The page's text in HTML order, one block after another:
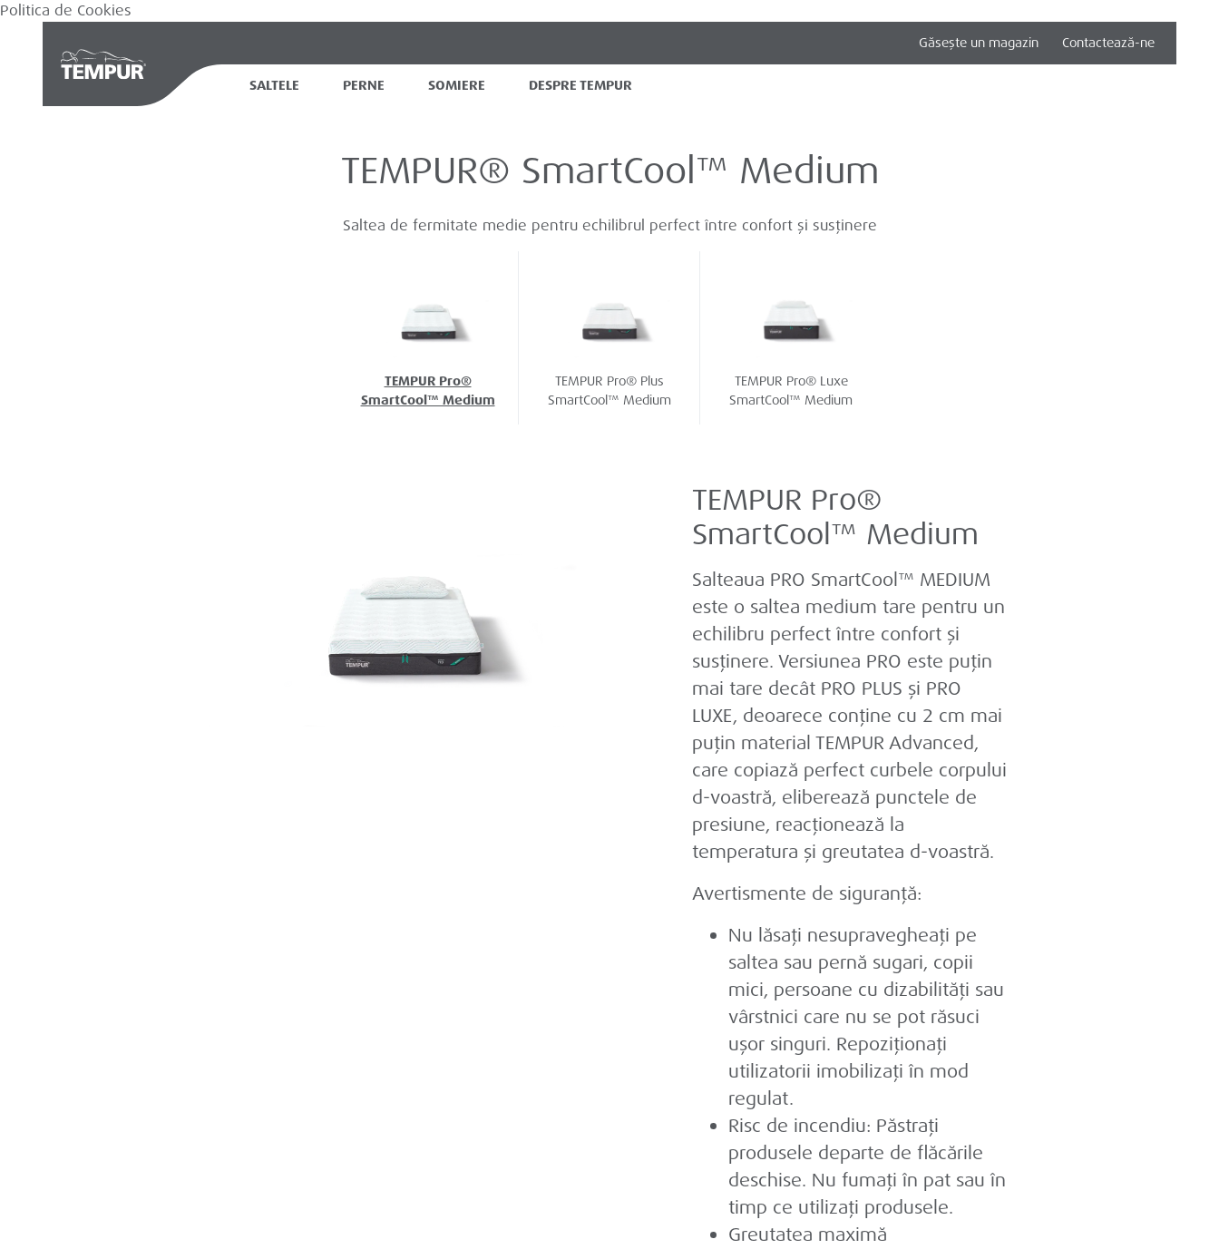
Politica de Cookies
Găsește un magazin Contactează-ne
SALTELE PERNE SOMIERE DESPRE TEMPUR
TEMPUR® SmartCool™ Medium
Saltea de fermitate medie pentru echilibrul perfect între confort și susținere
TEMPUR Pro®
SmartCool™ Medium
TEMPUR Pro® Plus
SmartCool™ Medium
TEMPUR Pro® Luxe
SmartCool™ Medium
TEMPUR Pro®
SmartCool™ Medium
Salteaua PRO SmartCool™ MEDIUM
este o saltea medium tare pentru un
echilibru perfect între confort și
susținere. Versiunea PRO este puțin
mai tare decât PRO PLUS și PRO
LUXE, deoarece conține cu 2 cm mai
puțin material TEMPUR Advanced,
care copiază perfect curbele corpului
d-voastră, eliberează punctele de
presiune, reacționează la
temperatura și greutatea d-voastră.
Avertismente de siguranță:
Nu lăsați nesupravegheați pe
saltea sau pernă sugari, copii
mici, persoane cu dizabilități sau
vârstnici care nu se pot răsuci
ușor singuri. Repoziționați
utilizatorii imobilizați în mod
regulat.
Risc de incendiu: Păstrați
produsele departe de flăcările
deschise. Nu fumați în pat sau în
timp ce utilizați produsele.
Greutatea maximă